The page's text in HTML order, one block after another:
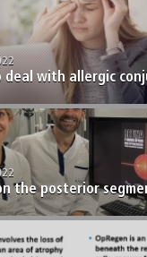
deal with allergic
the posterior